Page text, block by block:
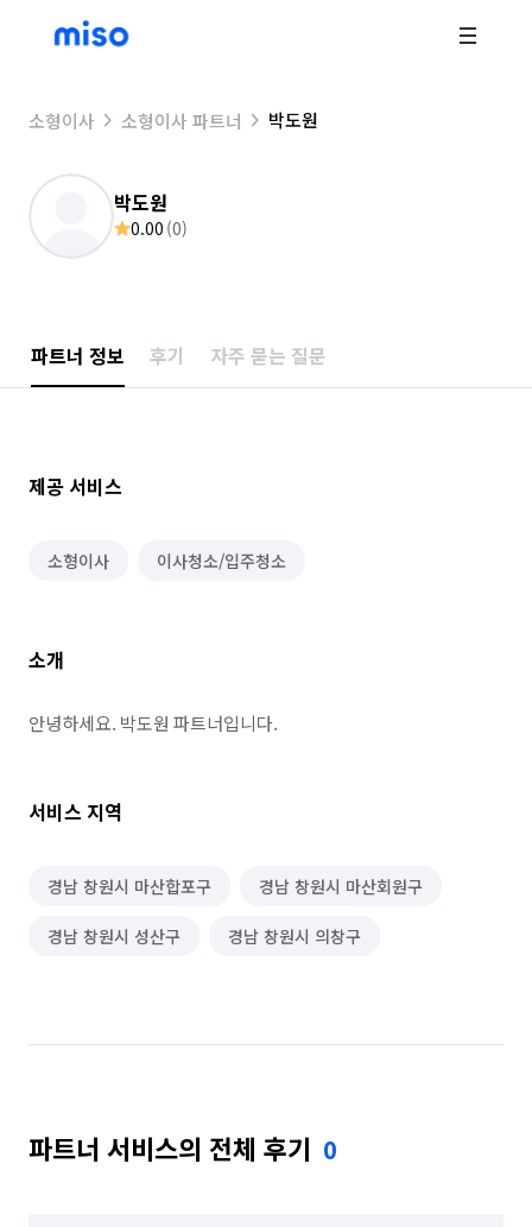
소형이사 소형이사 파트너 박도원
박도원
0.00 (0)
파트너 정보 후기 자주 묻는 질문
제공 서비스
소형이사 이사청소/입주청소
소개
안녕하세요. 박도원 파트너입니다.
서비스 지역
경남 창원시 마산합포구 경남 창원시 마산회원구
경남 창원시 성산구 경남 창원시 의창구
파트너 서비스의 전체 후기 0